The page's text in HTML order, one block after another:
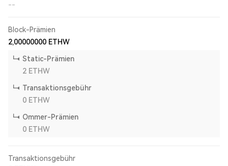
--
Block-Prämien
2,00000000 ETHW
Static-Prämien
2 ETHW
Transaktionsgebühr
0 ETHW
Ommer-Prämien
0 ETHW
Transaktionsgebühr